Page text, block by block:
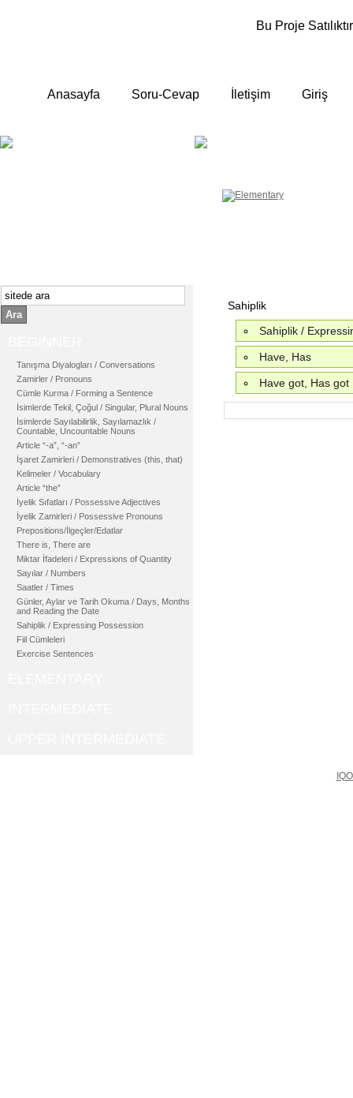
Bu Proje
Anasayfa Soru-Cevap İletişim Giriş
Ara
Tanışma Diyalogları / Conversations
Zamirler / Pronouns
Cümle Kurma / Forming a Sentence
İsimlerde Tekil, Çoğul / Singular, Plural Nouns
İsimlerde Sayılabilirlik, Sayılamazlık /
Countable, Uncountable Nouns
Article “-a”, “-an”
İşaret Zamirleri / Demonstratives (this, that)
Kelimeler / Vocabulary
Article “the”
İyelik Sıfatları / Possessive Adjectives
İyelik Zamirleri / Possessive Pronouns
Prepositions/İlgeçler/Edatlar
There is, There are
Miktar İfadeleri / Expressions of Quantity
Sayılar / Numbers
Saatler / Times
Günler, Aylar ve Tarih Okuma / Days, Months
and Reading the Date
Sahiplik / Expressing Possession
Fiil Cümleleri
Exercise Sentences
Sahiplik
Sahiplik /
Have, Has
Have got, Has got